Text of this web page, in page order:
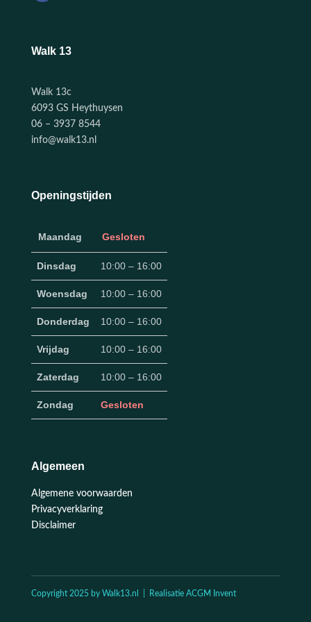
Walk 13
Walk 13c
6093 GS Heythuysen
06 – 3937 8544
info@walk13.nl
Openingstijden
Maandag Gesloten
Dinsdag 10:00 – 16:00
Woensdag 10:00 – 16:00
Donderdag 10:00 – 16:00
Vrijdag 10:00 – 16:00
Zaterdag 10:00 – 16:00
Zondag Gesloten
Algemeen
Algemene voorwaarden
Privacyverklaring
Disclaimer
Copyright 2025 by Walk13.nl | Realisatie ACGM Invent